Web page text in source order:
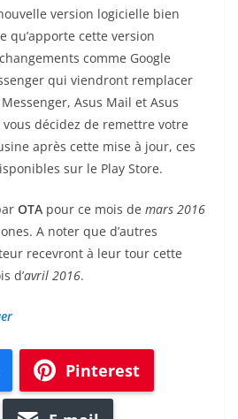
version logicielle bien
qu’apporte cette version
comme Google
qui viendront remplacer
Asus Mail et Asus
vous décidez de remettre votre
après cette mise à jour, ces
sur le Play Store.
OTA pour ce mois de mars 2016
A noter que d’autres
recevront à leur tour cette
d’avril 2016.
Pinterest